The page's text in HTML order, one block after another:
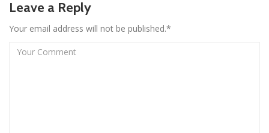
Leave a Reply
Your email address will not be published.*